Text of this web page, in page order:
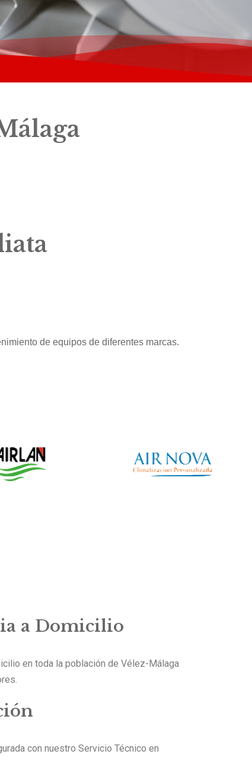
de equipos de diferentes marcas.
a Domicilio
en toda la población de Vélez-Málaga
con nuestro Servicio Técnico en